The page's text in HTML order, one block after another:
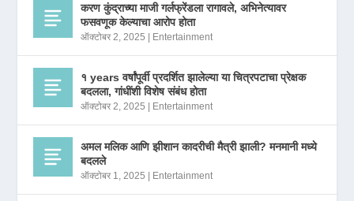
करण कुंद्राच्या माजी गर्लफ्रेंडला रागावले, अभिनेत्यावर
फसवणूक केल्याचा आरोप होता
ऑक्टोबर 2, 2025 | Entertainment
१ years वर्षांपूर्वी प्रदर्शित झालेल्या या चित्रपटाचा प्रेक्षक
बदलला, गांधींशी विशेष संबंध होता
ऑक्टोबर 2, 2025 | Entertainment
अमल मलिक आणि झीशान कादरीची मैत्री झाली? मनमानी मध्ये
बदलले
ऑक्टोबर 1, 2025 | Entertainment